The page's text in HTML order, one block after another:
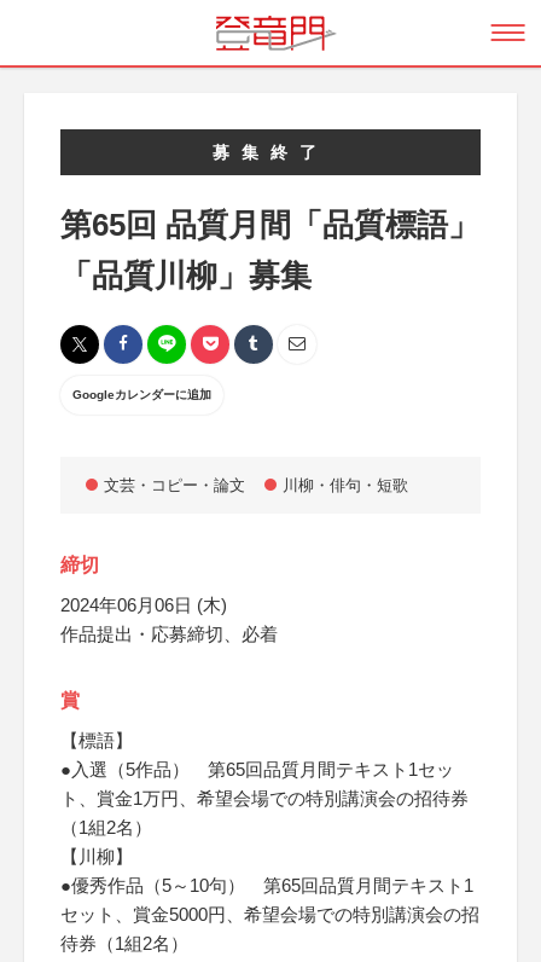
募集終了
第65回 品質月間「品質標語」
「品質川柳」募集
Googleカレンダーに追加
文芸・コピー・論文 川柳・俳句・短歌
締切
2024年06月06日 (木)
作品提出・応募締切、必着
賞
【標語】
●入選（5作品） 第65回品質月間テキスト1セッ
ト、賞金1万円、希望会場での特別講演会の招待券
（1組2名）
【川柳】
●優秀作品（5～10句） 第65回品質月間テキスト1
セット、賞金5000円、希望会場での特別講演会の招
待券（1組2名）